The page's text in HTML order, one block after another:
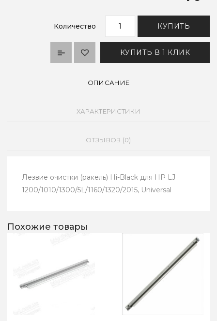
Количество КУПИТЬ
КУПИТЬ В 1 КЛИК
ОПИСАНИЕ
ХАРАКТЕРИСТИКИ
ОТЗЫВОВ (0)
Лезвие очистки (ракель) Hi-Black для HP LJ
1200/1010/1300/5L/1160/1320/2015, Universal
Похожие товары